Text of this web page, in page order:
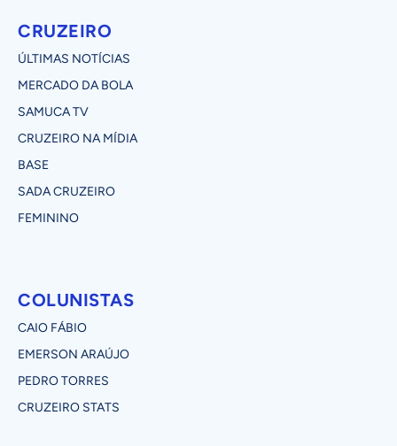
CRUZEIRO
ÚLTIMAS NOTÍCIAS
MERCADO DA BOLA
SAMUCA TV
CRUZEIRO NA MÍDIA
BASE
SADA CRUZEIRO
FEMININO
COLUNISTAS
CAIO FÁBIO
EMERSON ARAÚJO
PEDRO TORRES
CRUZEIRO STATS